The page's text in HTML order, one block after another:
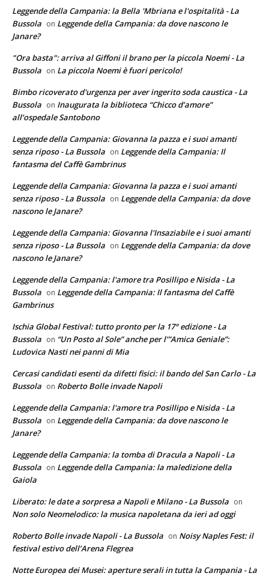
Leggende della Campania: la Bella 'Mbriana e l'ospitalità - La
Bussola on Leggende della Campania: da dove nascono le
Janare?
"Ora basta": arriva al Giffoni il brano per la piccola Noemi - La
Bussola on La piccola Noemi è fuori pericolo!
Bimbo ricoverato d'urgenza per aver ingerito soda caustica - La
Bussola on Inaugurata la biblioteca “Chicco d’amore”
all’ospedale Santobono
Leggende della Campania: Giovanna la pazza e i suoi amanti
senza riposo - La Bussola on Leggende della Campania: Il
fantasma del Caffè Gambrinus
Leggende della Campania: Giovanna la pazza e i suoi amanti
senza riposo - La Bussola on Leggende della Campania: da dove
nascono le Janare?
Leggende della Campania: Giovanna l'Insaziabile e i suoi amanti
senza riposo - La Bussola on Leggende della Campania: da dove
nascono le Janare?
Leggende della Campania: l'amore tra Posillipo e Nisida - La
Bussola on Leggende della Campania: Il fantasma del Caffè
Gambrinus
Ischia Global Festival: tutto pronto per la 17° edizione - La
Bussola on “Un Posto al Sole” anche per l’”Amica Geniale”:
Ludovica Nasti nei panni di Mia
Cercasi candidati esenti da difetti fisici: il bando del San Carlo - La
Bussola on Roberto Bolle invade Napoli
Leggende della Campania: l'amore tra Posillipo e Nisida - La
Bussola on Leggende della Campania: da dove nascono le
Janare?
Leggende della Campania: la tomba di Dracula a Napoli - La
Bussola on Leggende della Campania: la maledizione della
Gaiola
Liberato: le date a sorpresa a Napoli e Milano - La Bussola on
Non solo Neomelodico: la musica napoletana da ieri ad oggi
Roberto Bolle invade Napoli - La Bussola on Noisy Naples Fest: il
festival estivo dell’Arena Flegrea
Notte Europea dei Musei: aperture serali in tutta la Campania - La